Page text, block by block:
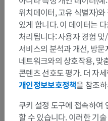
위치데이터, 고유 식별자)
있게 합니다. 이 데이터는
처리됩니다: 사용자 경험
서비스의 분석과 개선, 방
네트워크와의 상호작용, 맞
콘텐츠 선호도 평가. 더 자
개인정보보호정책을 참조
쿠키 설정 도구에 접속하여
할 수 있습니다. 이러한 기